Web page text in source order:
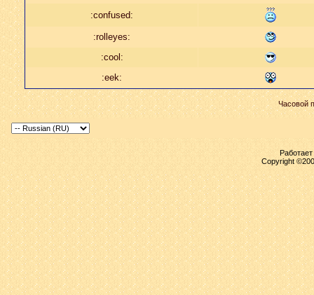
:confused:
:rolleyes:
:cool:
:eek:
Часовой
Copyright